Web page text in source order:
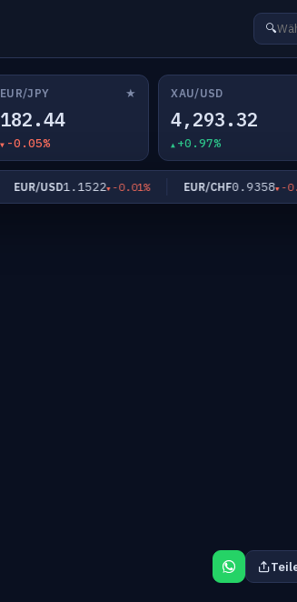
🔍
EUR/JPY ★
182.44
-0.05%
XAU/USD
4,293.32
+0.97%
EUR/USD1.1522 -0.01% EUR/CHF0.9358 -